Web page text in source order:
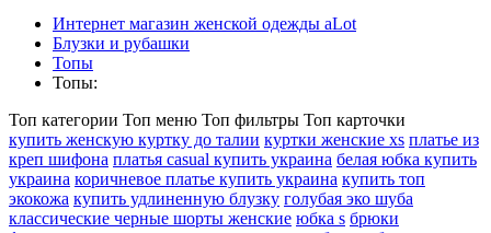
Интернет магазин женской одежды aLot
Блузки и рубашки
Топы
Топы:
Топ категории Топ меню Топ фильтры Топ карточки
купить женскую куртку до талии куртки женские xs платье из
креп шифона платья casual купить украина белая юбка купить
украина коричневое платье купить украина купить топ
экокожа купить удлиненную блузку голубая эко шуба
классические черные шорты женские юбка s брюки